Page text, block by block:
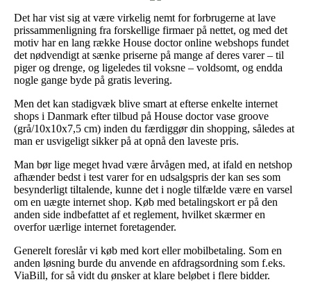
Det har vist sig at være virkelig nemt for forbrugerne at lave
prissammenligning fra forskellige firmaer på nettet, og med det
motiv har en lang række House doctor online webshops fundet
det nødvendigt at sænke priserne på mange af deres varer – til
piger og drenge, og ligeledes til voksne – voldsomt, og endda
nogle gange byde på gratis levering.
Men det kan stadigvæk blive smart at efterse enkelte internet
shops i Danmark efter tilbud på House doctor vase groove
(grå/10x10x7,5 cm) inden du færdiggør din shopping, således at
man er usvigeligt sikker på at opnå den laveste pris.
Man bør lige meget hvad være årvågen med, at ifald en netshop
afhænder bedst i test varer for en udsalgspris der kan ses som
besynderligt tiltalende, kunne det i nogle tilfælde være en varsel
om en uægte internet shop. Køb med betalingskort er på den
anden side indbefattet af et reglement, hvilket skærmer en
overfor uærlige internet foretagender.
Generelt foreslår vi køb med kort eller mobilbetaling. Som en
anden løsning burde du anvende en afdragsordning som f.eks.
ViaBill, for så vidt du ønsker at klare beløbet i flere bidder.